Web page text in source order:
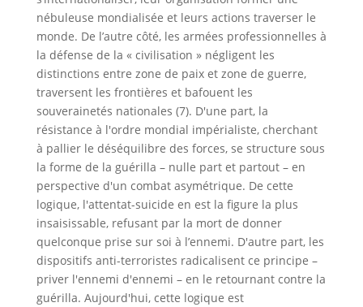
nébuleuse mondialisée et leurs actions traverser le
monde. De l’autre côté, les armées professionnelles à
la défense de la « civilisation » négligent les
distinctions entre zone de paix et zone de guerre,
traversent les frontières et bafouent les
souverainetés nationales (7). D'une part, la
résistance à l'ordre mondial impérialiste, cherchant
à pallier le déséquilibre des forces, se structure sous
la forme de la guérilla – nulle part et partout – en
perspective d'un combat asymétrique. De cette
logique, l'attentat-suicide en est la figure la plus
insaisissable, refusant par la mort de donner
quelconque prise sur soi à l’ennemi. D'autre part, les
dispositifs anti-terroristes radicalisent ce principe –
priver l'ennemi d'ennemi – en le retournant contre la
guérilla. Aujourd'hui, cette logique est